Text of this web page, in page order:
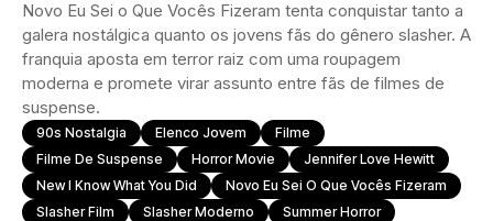
Novo Eu Sei o Que Vocês Fizeram tenta conquistar tanto a
galera nostálgica quanto os jovens fãs do gênero slasher. A
franquia aposta em terror raiz com uma roupagem
moderna e promete virar assunto entre fãs de filmes de
suspense.
90s Nostalgia Elenco Jovem
Filme
Filme De Suspense
Horror Movie
Jennifer Love Hewitt
New I Know What You Did
Novo Eu Sei O Que Vocês Fizeram
Slasher Film
Slasher Moderno
Summer Horror